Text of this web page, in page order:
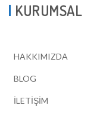
KURUMSAL
HAKKIMIZDA
BLOG
İLETİŞİM